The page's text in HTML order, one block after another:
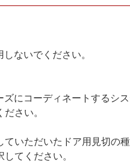
ないでください。
にコーディネートするシ
さい。
いただいたドア用見切の
てください。